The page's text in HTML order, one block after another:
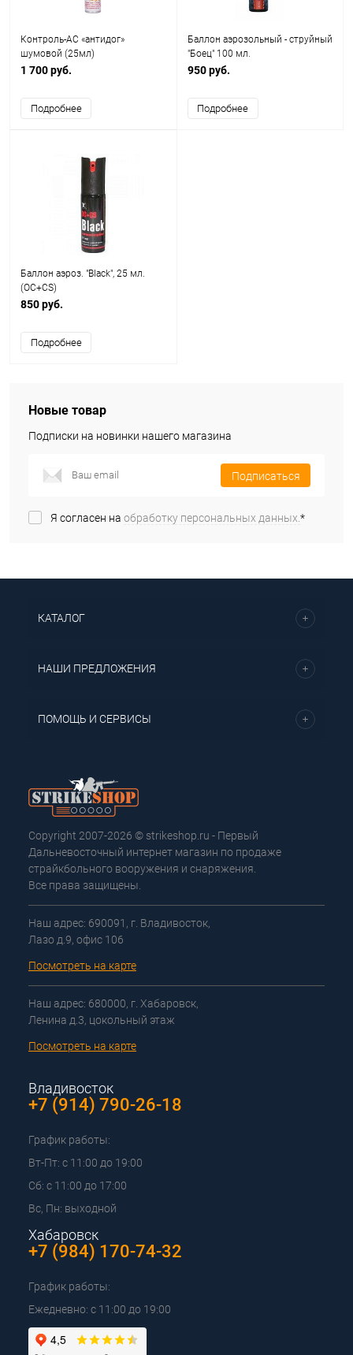
Контроль-АС «антидог»
шумовой (25мл)
1 700 руб.
Подробнее
Баллон аэрозольный - струйный
"Боец" 100 мл.
950 руб.
Подробнее
Баллон аэроз. "Black", 25 мл.
(OC+CS)
850 руб.
Подробнее
Новые товар
Подписки на новинки нашего магазина
Подписаться
Я согласен на обработку персональных данных.*
КАТАЛОГ
НАШИ ПРЕДЛОЖЕНИЯ
ПОМОЩЬ И СЕРВИСЫ
Copyright 2007-2026 © strikeshop.ru - Первый
Дальневосточный интернет магазин по продаже
страйкбольного вооружения и снаряжения.
Все права защищены.
Наш адрес: 690091, г. Владивосток,
Лазо д.9, офис 106
Посмотреть на карте
Наш адрес: 680000, г. Хабаровск,
Ленина д.3, цокольный этаж
Посмотреть на карте
Владивосток
+7 (914) 790-26-18
График работы:
Вт-Пт: с 11:00 до 19:00
Сб: с 11:00 до 17:00
Вс, Пн: выходной
Хабаровск
+7 (984) 170-74-32
График работы:
Ежедневно: с 11:00 до 19:00